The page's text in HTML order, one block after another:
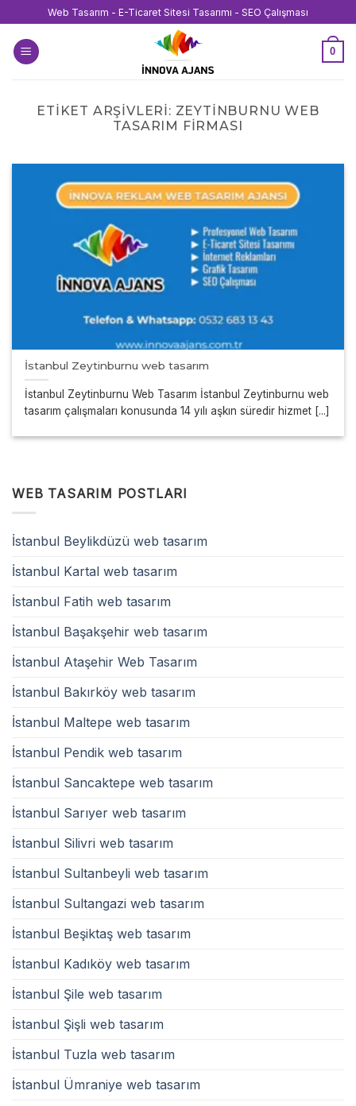
atla
Web Tasarım - E-Ticaret Sitesi Tasarımı - SEO Çalışması
0
ETIKET ARŞIVLERI: ZEYTINBURNU WEB
TASARIM FIRMASI
İstanbul Zeytinburnu web tasarım
İstanbul Zeytinburnu Web Tasarım İstanbul Zeytinburnu web
tasarım çalışmaları konusunda 14 yılı aşkın süredir hizmet [...]
WEB TASARIM POSTLARI
İstanbul Beylikdüzü web tasarım
İstanbul Kartal web tasarım
İstanbul Fatih web tasarım
İstanbul Başakşehir web tasarım
İstanbul Ataşehir Web Tasarım
İstanbul Bakırköy web tasarım
İstanbul Maltepe web tasarım
İstanbul Pendik web tasarım
İstanbul Sancaktepe web tasarım
İstanbul Sarıyer web tasarım
İstanbul Silivri web tasarım
İstanbul Sultanbeyli web tasarım
İstanbul Sultangazi web tasarım
İstanbul Beşiktaş web tasarım
İstanbul Kadıköy web tasarım
İstanbul Şile web tasarım
İstanbul Şişli web tasarım
İstanbul Tuzla web tasarım
İstanbul Ümraniye web tasarım